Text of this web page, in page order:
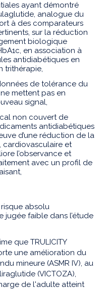
ayant démontré
analogue du
à des comparateurs
sur la réduction
biologique
en association à
antidiabétiques en
trithérapie,
de tolérance du
mettent pas en
signal,
non couvert de
antidiabétiques
d’une réduction de la
cardiovasculaire et
l’observance et
avec un profil de
absolu
jugée faible dans l’étude
que TRULICITY
une amélioration du
mineure (ASMR IV), au
(VICTOZA),
de l'adulte atteint